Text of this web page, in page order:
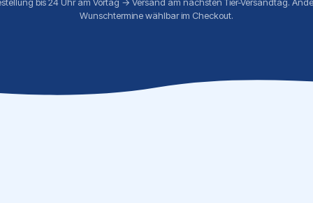
bis 24 Uhr am Vortag → Versand am nächsten Tier-Versandtag.
Wunschtermine wählbar im Checkout.